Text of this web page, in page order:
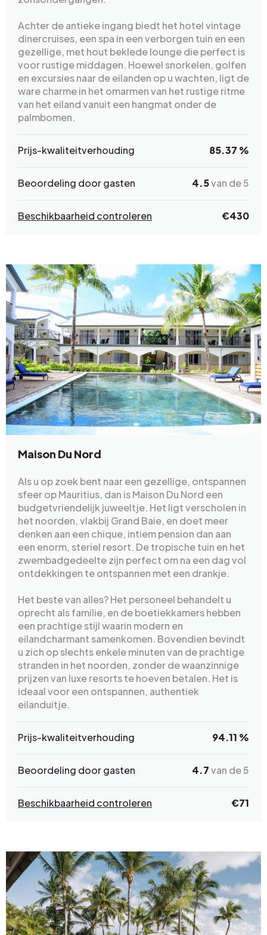
Achter de antieke ingang biedt het hotel vintage
dinercruises, een spa in een verborgen tuin en een
gezellige, met hout beklede lounge die perfect is
voor rustige middagen. Hoewel snorkelen, golfen
en excursies naar de eilanden op u wachten, ligt de
ware charme in het omarmen van het rustige ritme
van het eiland vanuit een hangmat onder de
palmbomen.
Prijs-kwaliteitverhouding 85.37 %
Beoordeling door gasten 4.5van de 5
Beschikbaarheid controleren €430
Maison Du Nord
Als u op zoek bent naar een gezellige, ontspannen
sfeer op Mauritius, dan is Maison Du Nord een
budgetvriendelijk juweeltje. Het ligt verscholen in
het noorden, vlakbij Grand Baie, en doet meer
denken aan een chique, intiem pension dan aan
een enorm, steriel resort. De tropische tuin en het
zwembadgedeelte zijn perfect om na een dag vol
ontdekkingen te ontspannen met een drankje.
Het beste van alles? Het personeel behandelt u
oprecht als familie, en de boetiekkamers hebben
een prachtige stijl waarin modern en
eilandcharmant samenkomen. Bovendien bevindt
u zich op slechts enkele minuten van de prachtige
stranden in het noorden, zonder de waanzinnige
prijzen van luxe resorts te hoeven betalen. Het is
ideaal voor een ontspannen, authentiek
eilanduitje.
Prijs-kwaliteitverhouding 94.11 %
Beoordeling door gasten 4.7van de 5
Beschikbaarheid controleren €71